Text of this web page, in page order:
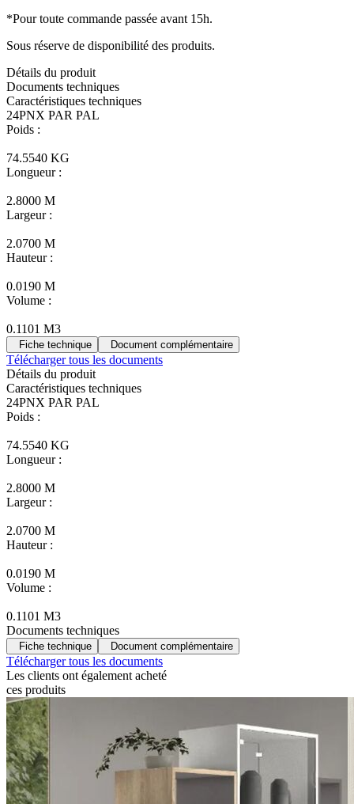
*Pour toute commande passée avant 15h.
Sous réserve de disponibilité des produits.
Détails du produit
Documents techniques
Caractéristiques techniques
24PNX PAR PAL
Poids :
74.5540 KG
Longueur :
2.8000 M
Largeur :
2.0700 M
Hauteur :
0.0190 M
Volume :
0.1101 M3
Fiche technique Document complémentaire
Télécharger tous les documents
Détails du produit
Caractéristiques techniques
24PNX PAR PAL
Poids :
74.5540 KG
Longueur :
2.8000 M
Largeur :
2.0700 M
Hauteur :
0.0190 M
Volume :
0.1101 M3
Documents techniques
Fiche technique Document complémentaire
Télécharger tous les documents
Les clients ont également acheté
ces produits